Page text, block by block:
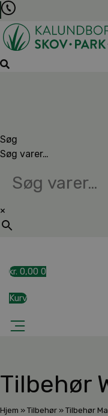
Søg
Søg varer…
×
kr. 0,00 0
Kurv
Tilbehør
Hjem »Tilbehør»Tilbehør